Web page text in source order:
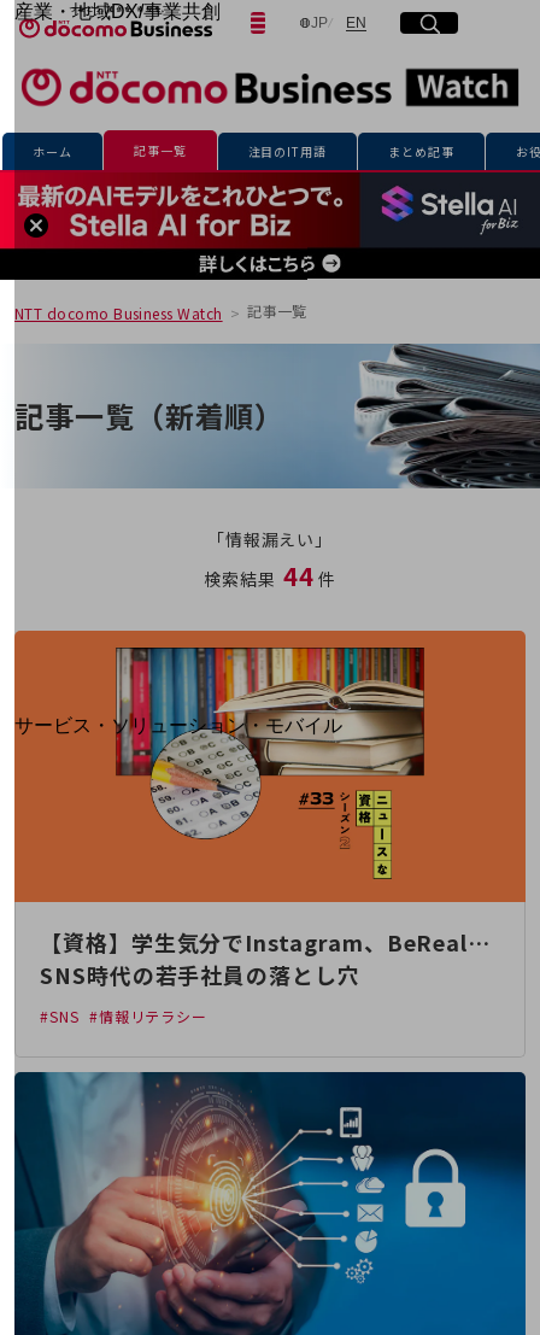
産業・地域DX/事業共創
OPEN HUB for Plural Futures
自律・分散・協調型社会の実現を目指し、
「社会可能性」を探究・実装する事業共創エコシステムです。
OPEN HUB for Plural Futuresとは
イベント/ウェビナー
記事コンテンツ
プレイヤー(カタリスト/パートナー企業)
事例
Smart World
産業・地域DXプラットフォーマーとして
企業と地域が持続成長する社会を目指します
Smart City
Smart Education
Smart Mobility
Smart Worksite
地域経済のさらなる活性化に取り組みます
自治体・地域社会との共創
LGPF(Local Government Platform)
別ウィンドウで開きます
サービス・ソリューション・モバイル
サービス・ソリューションTOP
DXに関する課題を解決する
サービス・ソリューションをご紹介
ネットワーク・モバイル
クラウド・データセンター
AI
データ利活用
運用管理
業務支援・マーケティング
JP日本語
ENEnglish
サイト内検索
開く
メニュー
開く
フリーワードを入力して探す
フリーワードでNTTドコモビジネスの
検索する
ホーム 記事一覧 注目のIT用語 まとめ記事 お
NTT docomo Business Watch 記事一覧
記事一覧（新着順）
「情報漏えい」
検索結果 44 件
【資格】学生気分でInstagram、BeReal…
SNS時代の若手社員の落とし穴
#SNS #情報リテラシー